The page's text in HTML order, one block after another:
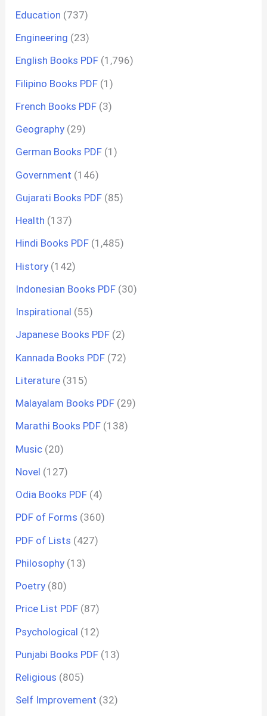
Education (737)
Engineering (23)
English Books PDF (1,796)
Filipino Books PDF (1)
French Books PDF (3)
Geography (29)
German Books PDF (1)
Government (146)
Gujarati Books PDF (85)
Health (137)
Hindi Books PDF (1,485)
History (142)
Indonesian Books PDF (30)
Inspirational (55)
Japanese Books PDF (2)
Kannada Books PDF (72)
Literature (315)
Malayalam Books PDF (29)
Marathi Books PDF (138)
Music (20)
Novel (127)
Odia Books PDF (4)
PDF of Forms (360)
PDF of Lists (427)
Philosophy (13)
Poetry (80)
Price List PDF (87)
Psychological (12)
Punjabi Books PDF (13)
Religious (805)
Self Improvement (32)